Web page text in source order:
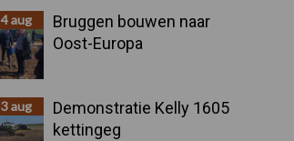
4 aug
Bruggen bouwen naar
Oost-Europa
3 aug
Demonstratie Kelly 1605
kettingeg